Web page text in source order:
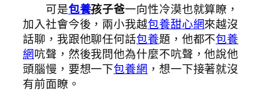
可是包養孩子爸一向性冷漠也就算瞭，
加入社會今後，兩小我越包養甜心網來越沒
話聊，我跟他聊任何話包養題，他都不包養
網吭聲，然後我問他為什麼不吭聲，他說他
頭腦慢，要想一下包養網 ，想一下接著就沒
有前面瞭。